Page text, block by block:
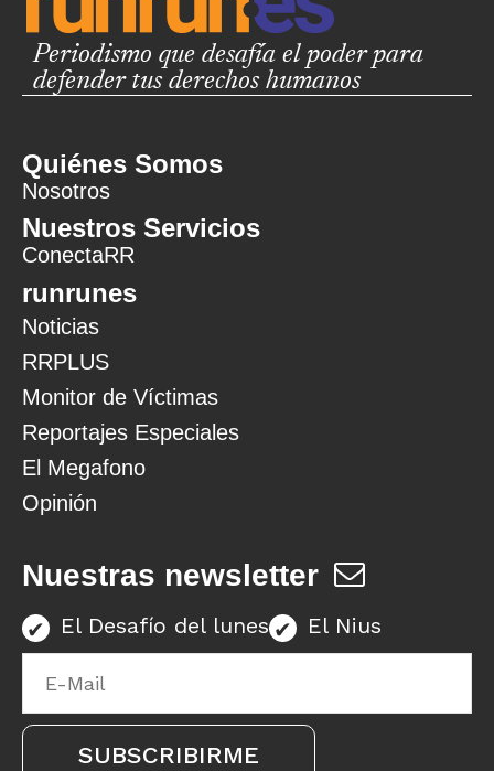
Periodismo que desafía el poder para
defender tus derechos humanos
Quiénes Somos
Nosotros
Nuestros Servicios
ConectaRR
runrunes
Noticias
RRPLUS
Monitor de Víctimas
Reportajes Especiales
El Megafono
Opinión
Nuestras newsletter
El Desafío del lunes El Nius